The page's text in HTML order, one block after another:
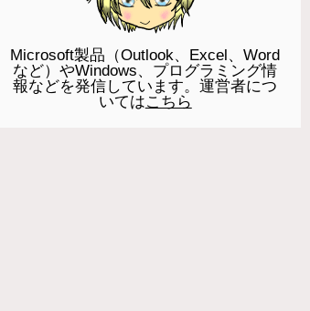
Microsoft製品（Outlook、Excel、Word
など）やWindows、プログラミング情
報などを発信しています。運営者につ
いてはこちら